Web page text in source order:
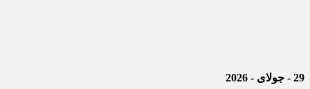
29 - جولای - 2026